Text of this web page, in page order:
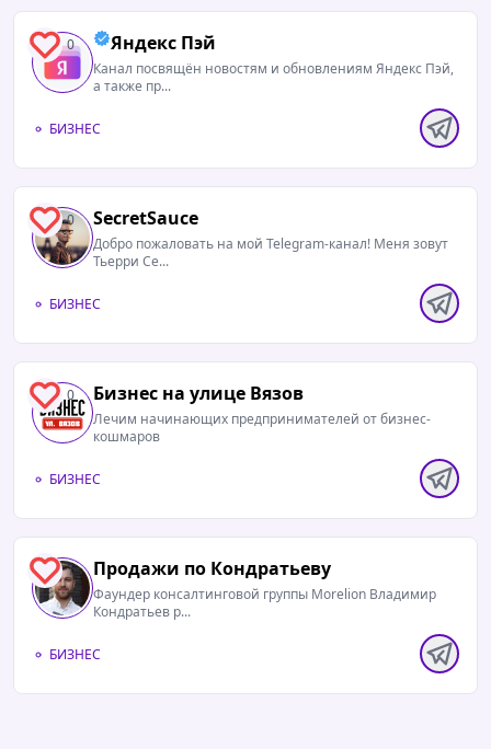
0 Яндекс Пэй
Канал посвящён новостям и обновлениям Яндекс Пэй,
а также пр...
БИЗНЕС
0 SecretSauce
Добро пожаловать на мой Telegram-канал! Меня зовут
Тьерри Се...
БИЗНЕС
0 Бизнес на улице Вязов
Лечим начинающих предпринимателей от бизнес-
кошмаров
БИЗНЕС
1 Продажи по Кондратьеву
Фаундер консалтинговой группы Morelion Владимир
Кондратьев р...
БИЗНЕС